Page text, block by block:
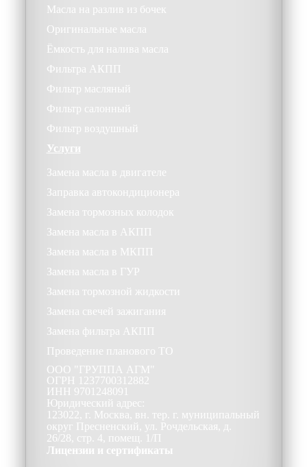
Масла на разлив из бочек
Оригинальные масла
Ёмкость для налива масла
Фильтра АКПП
Фильтр масляный
Фильтр салонный
Фильтр воздушный
Услуги
Замена масла в двигателе
Заправка автокондиционера
Замена тормозных колодок
Замена масла в АКПП
Замена масла в МКПП
Замена масла в ГУР
Замена тормозной жидкости
Замена свечей зажигания
Замена фильтра АКПП
Проведение планового ТО
ООО "ГРУППА АГМ"
ОГРН 1237700312882
ИНН 9701248091
Юридический адрес:
123022, г. Москва, вн. тер. г. муниципальный
округ Пресненский, ул. Рочдельская, д.
26/28, стр. 4, помещ. 1/П
Лицензии и сертификаты